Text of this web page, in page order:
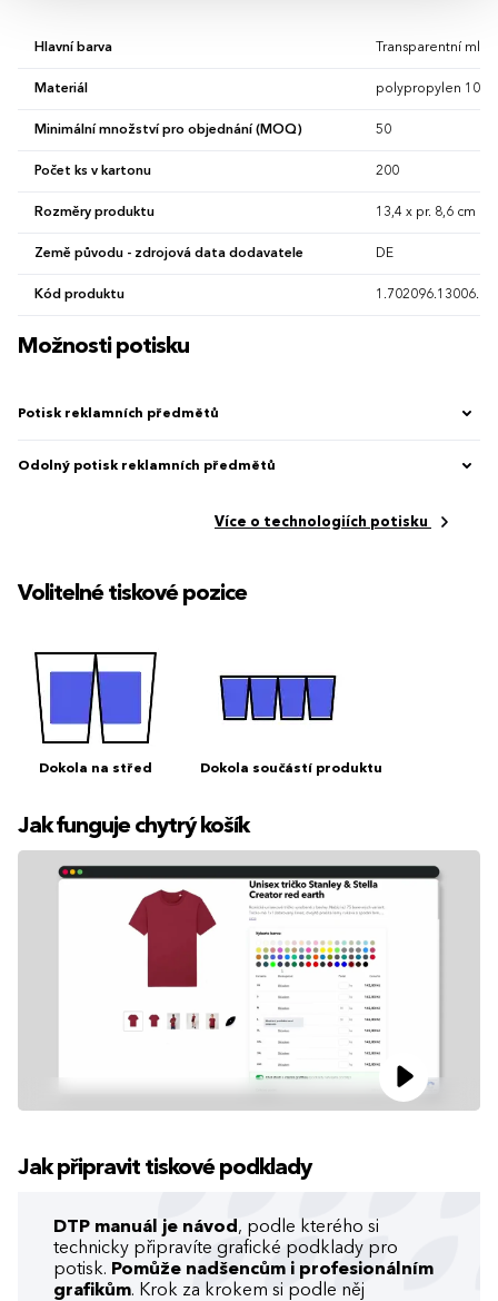
Hlavní barva Transparentní
Materiál polypropylen 100
Minimální množství pro objednání (MOQ) 50
Počet ks v kartonu 200
Rozměry produktu 13,4 x pr. 8,6 cm
Země původu - zdrojová data dodavatele DE
Kód produktu 1.702096.13006.00
Možnosti potisku
Potisk reklamních předmětů
Odolný potisk reklamních předmětů
Více o technologiích potisku
Volitelné tiskové pozice
Dokola na střed Dokola součástí produktu
Jak funguje chytrý košík
Jak připravit tiskové podklady
DTP manuál je návod , podle kterého si
technicky připravíte grafické podklady pro
potisk. Pomůže nadšencům i profesionálním
grafikům. Krok za krokem si podle něj